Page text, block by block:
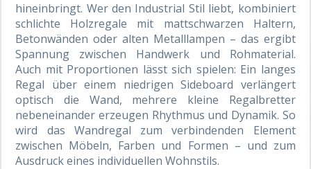
hineinbringt. Wer den Industrial Stil liebt, kombiniert
schlichte Holzregale mit mattschwarzen Haltern,
Betonwänden oder alten Metalllampen – das ergibt
Spannung zwischen Handwerk und Rohmaterial.
Auch mit Proportionen lässt sich spielen: Ein langes
Regal über einem niedrigen Sideboard verlängert
optisch die Wand, mehrere kleine Regalbretter
nebeneinander erzeugen Rhythmus und Dynamik. So
wird das Wandregal zum verbindenden Element
zwischen Möbeln, Farben und Formen – und zum
Ausdruck eines individuellen Wohnstils.